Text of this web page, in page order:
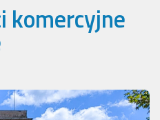
komercyjne